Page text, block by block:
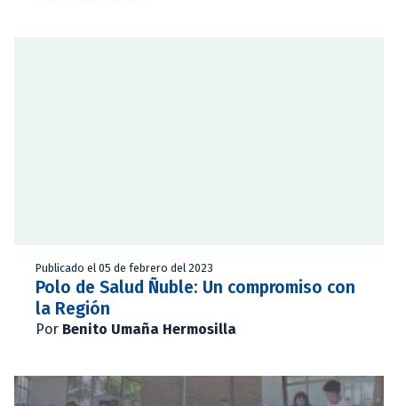
Publicado el 05 de febrero del 2023
Polo de Salud Ñuble: Un compromiso con
la Región
Por Benito Umaña Hermosilla